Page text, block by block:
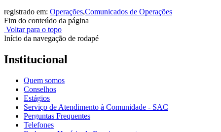
registrado em: Operações,Comunicados de Operações
Fim do conteúdo da página
Voltar para o topo
Início da navegação de rodapé
Institucional
Quem somos
Conselhos
Estágios
Serviço de Atendimento à Comunidade - SAC
Perguntas Frequentes
Telefones